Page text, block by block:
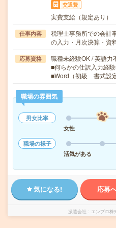
交通費
実費支給（規定あり）
仕事内容
税理士事務所での会計
の入力・月次決算・資
応募資格
職種未経験OK / 英語力
■何らかの仕訳入力経
■Word（初級 書式設
職場の雰囲気
男女比率
女性
職場の様子
活気がある
気になる! 応募
派遣会社 エンプロ